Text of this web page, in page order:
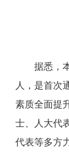
据悉，
人，是首次
素质全面提
士、人大代
代表等多方